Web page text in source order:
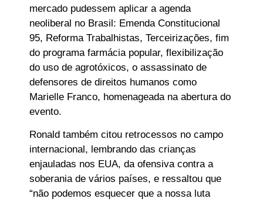
mercado pudessem aplicar a agenda
neoliberal no Brasil: Emenda Constitucional
95, Reforma Trabalhistas, Terceirizações, fim
do programa farmácia popular, flexibilização
do uso de agrotóxicos, o assassinato de
defensores de direitos humanos como
Marielle Franco, homenageada na abertura do
evento.
Ronald também citou retrocessos no campo
internacional, lembrando das crianças
enjauladas nos EUA, da ofensiva contra a
soberania de vários países, e ressaltou que
“não podemos esquecer que a nossa luta